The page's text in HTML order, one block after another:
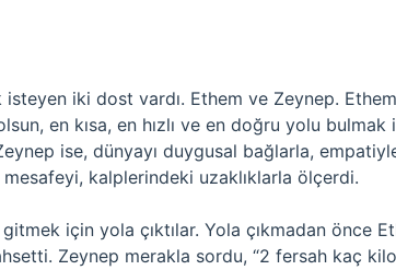
iki dost vardı. Ethem ve Zeynep.
en kısa, en hızlı ve en doğru yolu bulmak
ise, dünyayı duygusal bağlarla,
kalplerindeki uzaklıklarla ölçerdi.
için yola çıktılar. Yola çıkmadan önce
Zeynep merakla sordu, “2 fersah kaç